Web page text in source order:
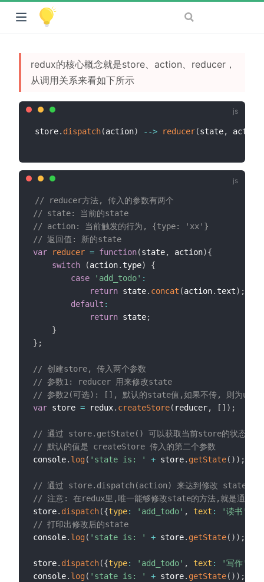
redux的核心概念就是store、action、reducer，
从调用关系来看如下所示
store. dispatch(action) --> reducer(state, action
// reducer方法, 传入的参数有两个
// state: 当前的state
// action: 当前触发的行为, {type: 'xx'}
// 返回值: 新的state
var
reducer = function(state, action){
switch
(action. type)
{
case
'add_todo' :
return state. concat (action. text) ;
default :
return state;
}
} ;
// 创建store, 传入两个参数
// 参数1: reducer 用来修改state
// 参数2(可选): [], 默认的state值,如果不传, 则为
var store = redux. createStore( reducer, [ ] ) ;
// 通过 store.getState() 可以获取当前store的状态
// 默认的值是 createStore 传入的第二个参数
console. log( 'state is: ' + store. getState( ) ) ;
// 通过 store.dispatch(action) 来达到修改 state 的
// 注意: 在redux里,唯一能够修改state的方法,就是通
store. dispatch({type: 'add_todo' , text : '读书'
// 打印出修改后的state
console. log( 'state is: ' + store. getState( ) ) ;
store. dispatch({type: 'add_todo' , text : '写作'
console. log( 'state is: ' + store. getState( ) ) ;